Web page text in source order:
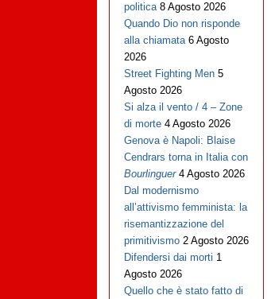
politica 8 Agosto 2026
Quando Dio non risponde
alla chiamata 6 Agosto
2026
Street Fighting Men 5
Agosto 2026
Si alza il vento / 4 – Zone
di morte 4 Agosto 2026
Genova è Napoli: Blaise
Cendrars torna in Italia con
Bourlinguer 4 Agosto 2026
Dal modernismo
all’attivismo femminista: la
risemantizzazione del
primitivismo 2 Agosto 2026
Difendersi dai morti 1
Agosto 2026
Quello che è stato fatto di